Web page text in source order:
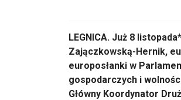
LEGNICA. Już 8
Zajączkowską-Hernik,
europosłanki w
gospodarczych i wolno
Główny Koordynator Dru